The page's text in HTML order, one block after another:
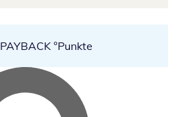
PAYBACK °Punkte